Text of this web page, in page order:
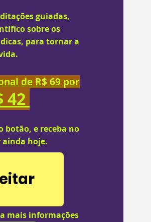
guiadas,
sobre os
para tornar a
de R$ 69 por
42
botão, e receba no
ainda hoje.
mais informações